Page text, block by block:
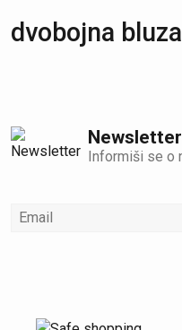
dvobojna bluza
Newsletter
Informiši se o